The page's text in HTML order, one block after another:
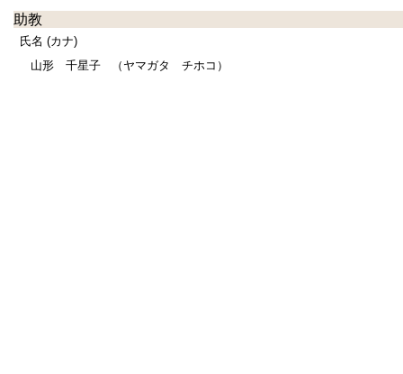
助教
氏名 (カナ)
山形 千星子
（ヤマガタ チホコ）